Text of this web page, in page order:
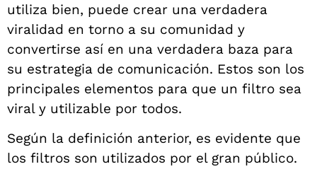
utiliza bien, puede crear una verdadera
viralidad en torno a su comunidad y
convertirse así en una verdadera baza para
su estrategia de comunicación. Estos son los
principales elementos para que un filtro sea
viral y utilizable por todos.
Según la definición anterior, es evidente que
los filtros son utilizados por el gran público.